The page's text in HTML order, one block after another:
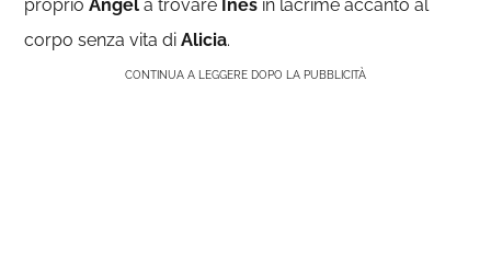
proprioAngel a trovare Ines in lacrime accanto al
corpo senza vita diAlicia.
CONTINUA A LEGGERE DOPO LA PUBBLICITÀ